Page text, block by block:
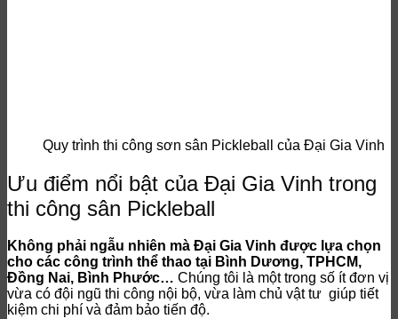
Quy trình thi công sơn sân Pickleball của Đại Gia Vinh
Ưu điểm nổi bật của Đại Gia Vinh trong
thi công sân Pickleball
Không phải ngẫu nhiên mà Đại Gia Vinh được lựa chọn
cho các công trình thể thao tại Bình Dương, TPHCM,
Đồng Nai, Bình Phước… Chúng tôi là một trong số ít đơn vị
vừa có đội ngũ thi công nội bộ, vừa làm chủ vật tư giúp tiết
kiệm chi phí và đảm bảo tiến độ.